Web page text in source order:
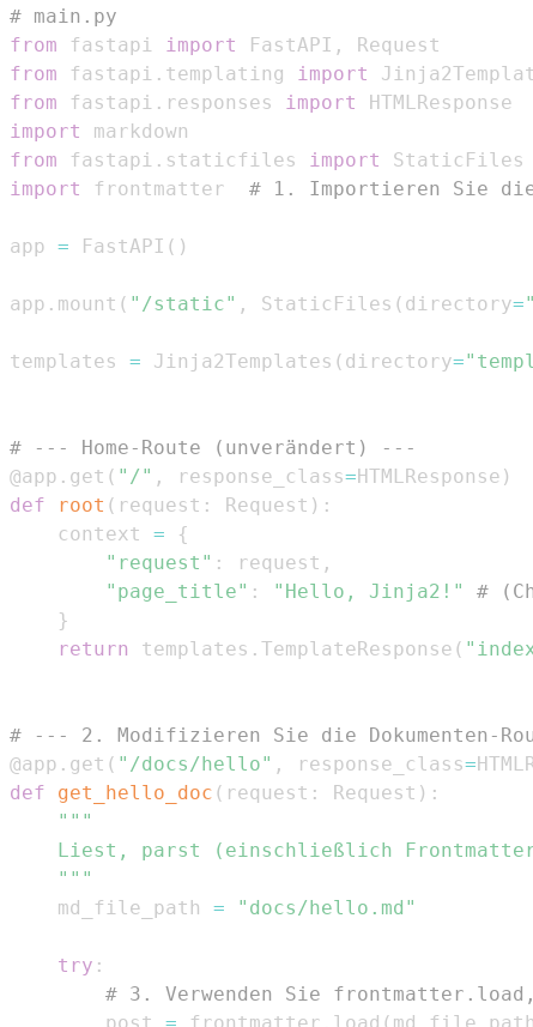
# main.py
from fastapi import FastAPI ,
from fastapi . templating import
from fastapi . responses import
import
from fastapi . staticfiles import
import
frontmatter # 1. Importieren Sie
app = FastAPI ( )
app . mount ( "/static" , StaticFiles ( directory=
templates = Jinja2Templates ( directory=
# --- Home-Route (unverändert) ---
@app . get ( "/" , response_class=HTMLResponse )
def
root ( request : Request ) :
    context
=
{
"request" : request ,
"page_title" : "Hello, Jinja2!"
#
}
return
templates . TemplateResponse (
# --- 2. Modifizieren Sie die Dokumenten-
@app . get ( "/docs/hello" , response_class=
def
get_hello_doc ( request : Request ) :
    """
    md_file_path
= "docs/hello.md"
try :
# 3. Verwenden Sie
        post
= frontmatter . load ( md_file_path